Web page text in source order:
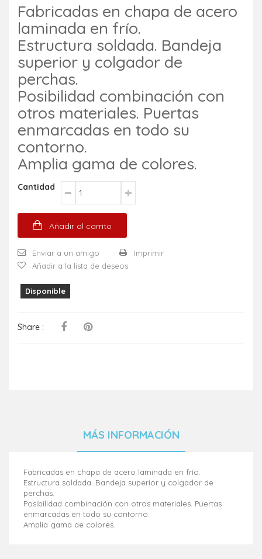
Fabricadas en chapa de acero
laminada en frío.
Estructura soldada. Bandeja
superior y colgador de
perchas.
Posibilidad combinación con
otros materiales. Puertas
enmarcadas en todo su
contorno.
Amplia gama de colores.
Cantidad
Añadir al carrito
Enviar a un amigo
Imprimir
Añadir a la lista de deseos
Disponible
Share :
MÁS INFORMACIÓN
Fabricadas en chapa de acero laminada en frío.
Estructura soldada. Bandeja superior y colgador de
perchas.
Posibilidad combinación con otros materiales. Puertas
enmarcadas en todo su contorno.
Amplia gama de colores.